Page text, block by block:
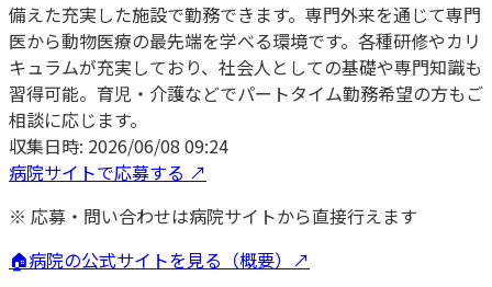
備えた充実した施設で勤務できます。専門外来を通じて専門
医から動物医療の最先端を学べる環境です。各種研修やカリ
キュラムが充実しており、社会人としての基礎や専門知識も
習得可能。育児・介護などでパートタイム勤務希望の方もご
相談に応じます。
収集日時: 2026/06/08 09:24
病院サイトで応募する ↗
※ 応募・問い合わせは病院サイトから直接行えます
🏠病院の公式サイトを見る（概要）↗